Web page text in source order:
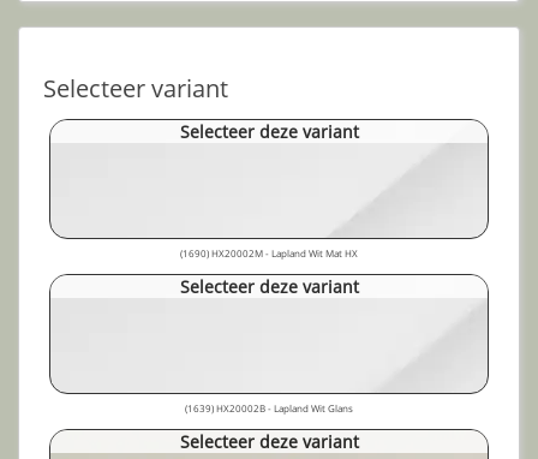
Selecteer variant
Selecteer deze variant
(1690) HX20002M - Lapland Wit Mat HX
Selecteer deze variant
(1639) HX20002B - Lapland Wit Glans
Selecteer deze variant